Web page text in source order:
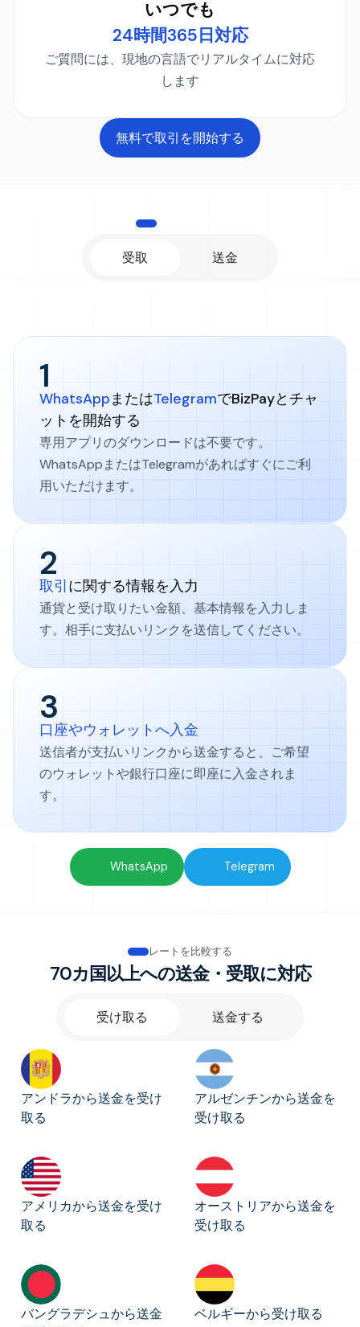
いつでも
24時間365日対応
ご質問には、現地の言語でリアルタイムに対応
します
無料で取引を開始する
ご利用の流れ
受取 送金
1
WhatsAppまたはTelegramでBizPayとチャ
ットを開始する
専用アプリのダウンロードは不要です。
WhatsAppまたはTelegramがあればすぐにご利
用いただけます。
2
取引 に関する情報を入力
通貨と受け取りたい金額、基本情報を入力しま
す。相手に支払いリンクを送信してください。
3
口座やウォレットへ入金
送信者が支払いリンクから送金すると、ご希望
のウォレットや銀行口座に即座に入金されま
す。
WhatsApp Telegram
レートを比較する
70カ国以上への送金・受取に対応
受け取る 送金する
アンドラから送金を受け
取る
アルゼンチンから送金を
受け取る
アメリカから送金を受け
取る
オーストリアから送金を
受け取る
バングラデシュから送金
ベルギーから受け取る